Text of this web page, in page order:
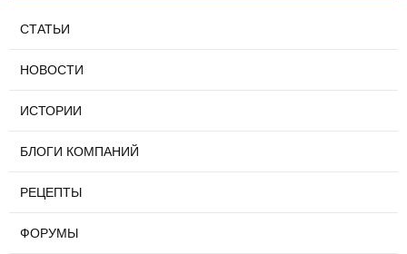
СТАТЬИ
НОВОСТИ
ИСТОРИИ
БЛОГИ КОМПАНИЙ
РЕЦЕПТЫ
ФОРУМЫ